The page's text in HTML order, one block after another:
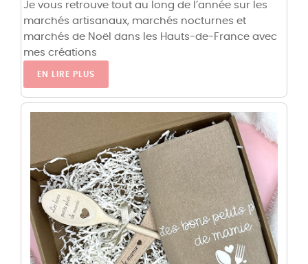
Je vous retrouve tout au long de l’année sur les
marchés artisanaux, marchés nocturnes et
marchés de Noël dans les Hauts-de-France avec
mes créations
EN LIRE PLUS